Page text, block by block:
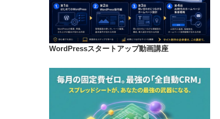
WordPressスタートアップ動画講座